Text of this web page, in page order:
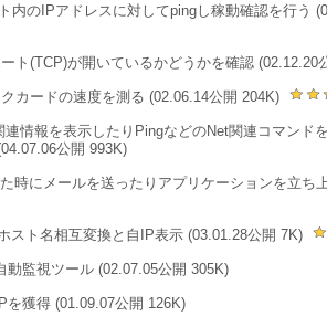
内のIPアドレスに対してpingし稼動確認を行う
ト(TCP)が開いているかどうかを確認 (02.12.20
カードの速度を測る (02.06.14公開 204K)
連情報を表示したりPingなどのNet関連コマンド
公開 993K)
時にメールを送ったりアプリケーションを立ち
ト名相互変換と自IP表示 (03.01.28公開 7K)
動監視ツール (02.07.05公開 305K)
を獲得 (01.09.07公開 126K)